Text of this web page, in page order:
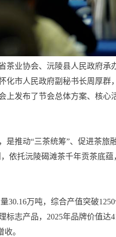
业协会、沅陵县人民政府承
市人民政府副秘书长周厚群
发布了节会总体方案、核
推动“三茶统筹”、促进茶旅
依托沅陵碣滩茶千年贡茶底
万吨，综合产值突破
志产品，2025年品牌价值达
。